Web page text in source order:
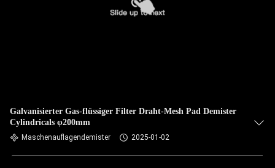
Galvanisierter Gas-flüssiger Filter Draht-Mesh Pad Demister
Cylindricals φ200mm
Maschenauflagendemister 2025-01-02